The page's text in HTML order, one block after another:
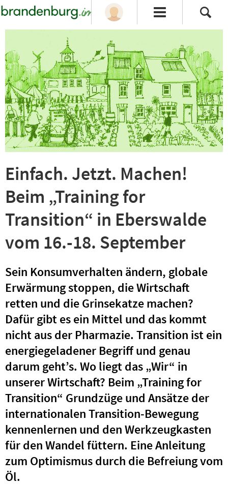
Einfach. Jetzt. Machen!
Beim „Training for
Transition“ in Eberswalde
vom 16.-18. September
Sein Konsumverhalten ändern, globale
Erwärmung stoppen, die Wirtschaft
retten und die Grinsekatze machen?
Dafür gibt es ein Mittel und das kommt
nicht aus der Pharmazie. Transition ist ein
energiegeladener Begriff und genau
darum geht’s. Wo liegt das „Wir“ in
unserer Wirtschaft? Beim „Training for
Transition“ Grundzüge und Ansätze der
internationalen Transition-Bewegung
kennenlernen und den Werkzeugkasten
für den Wandel füttern. Eine Anleitung
zum Optimismus durch die Befreiung vom
Öl.